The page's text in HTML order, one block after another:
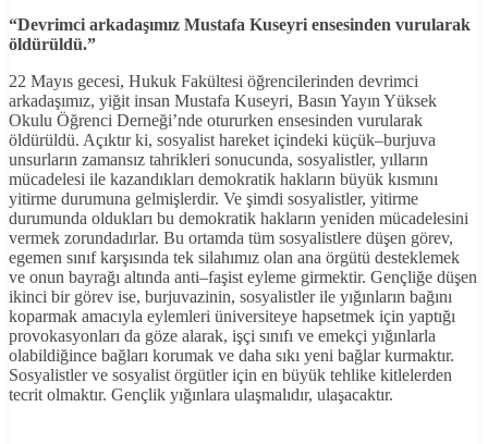
“Devrimci arkadaşımız Mustafa Kuseyri ensesinden vurularak
öldürüldü.”
22 Mayıs gecesi, Hukuk Fakültesi öğrencilerinden devrimci
arkadaşımız, yiğit insan Mustafa Kuseyri, Basın Yayın Yüksek
Okulu Öğrenci Derneği’nde otururken ensesinden vurularak
öldürüldü. Açıktır ki, sosyalist hareket içindeki küçük–burjuva
unsurların zamansız tahrikleri sonucunda, sosyalistler, yılların
mücadelesi ile kazandıkları demokratik hakların büyük kısmını
yitirme durumuna gelmişlerdir. Ve şimdi sosyalistler, yitirme
durumunda oldukları bu demokratik hakların yeniden mücadelesini
vermek zorundadırlar. Bu ortamda tüm sosyalistlere düşen görev,
egemen sınıf karşısında tek silahımız olan ana örgütü desteklemek
ve onun bayrağı altında anti–faşist eyleme girmektir. Gençliğe düşen
ikinci bir görev ise, burjuvazinin, sosyalistler ile yığınların bağını
koparmak amacıyla eylemleri üniversiteye hapsetmek için yaptığı
provokasyonları da göze alarak, işçi sınıfı ve emekçi yığınlarla
olabildiğince bağları korumak ve daha sıkı yeni bağlar kurmaktır.
Sosyalistler ve sosyalist örgütler için en büyük tehlike kitlelerden
tecrit olmaktır. Gençlik yığınlara ulaşmalıdır, ulaşacaktır.